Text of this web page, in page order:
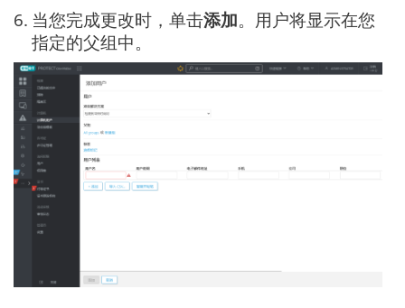
6. 当您完成更改时，单击添加。用户将显示在您
指定的父组中。